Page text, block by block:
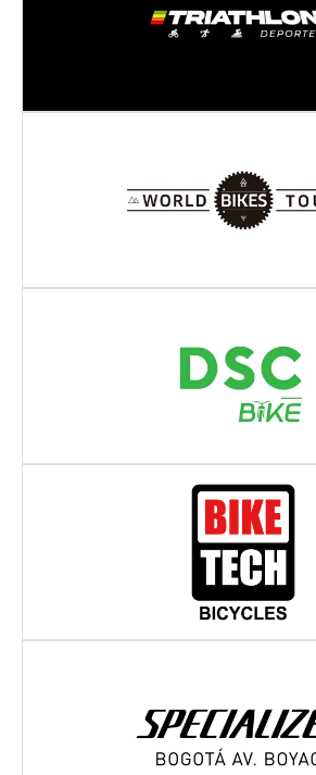
Dirección:AV. Calle 127 #
BOGOTÁ
- BOGOTÁ
Dirección:Ac 116
BOGOTÁ- BOGOTÁ
Dirección:Av. C. 127
BOGOTÁ - BOGOTÁ D.C.
Dirección:Cl 72 #27-
- BOGOTÁ D.C.
Dirección:Avenida Boyacá #
BOGOTÁ- BOGOTÁ